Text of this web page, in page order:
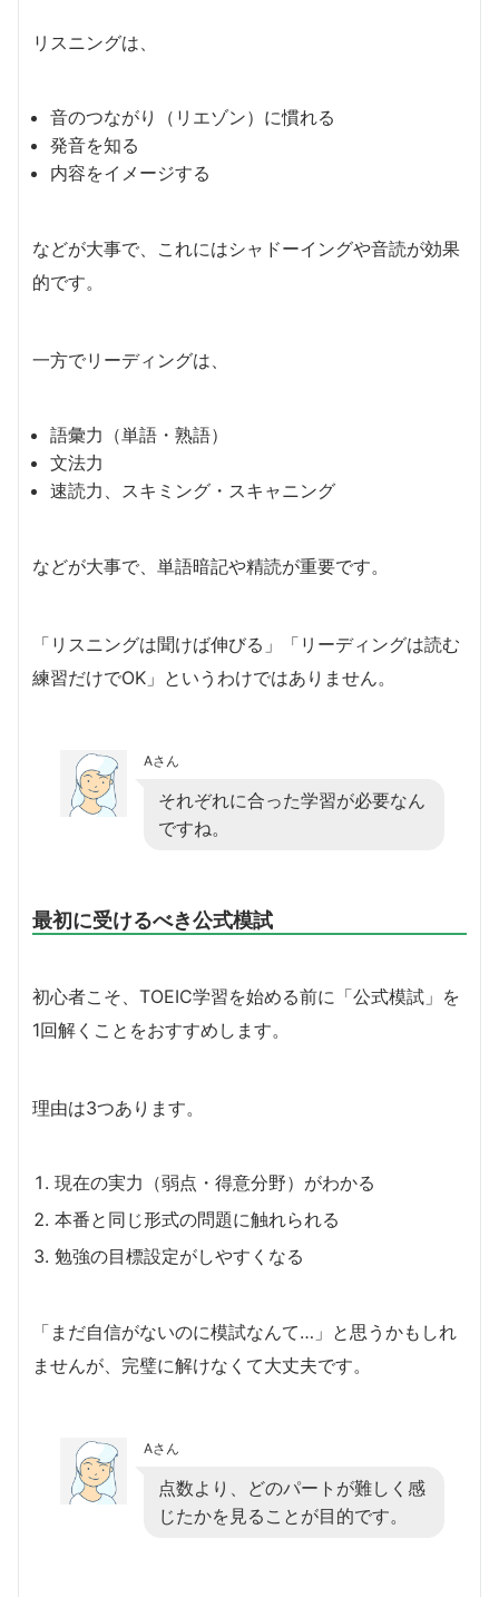
リスニングは、
音のつながり（リエゾン）に慣れる
発音を知る
内容をイメージする
などが大事で、これにはシャドーイングや音読が効果
的です。
一方でリーディングは、
語彙力（単語・熟語）
文法力
速読力、スキミング・スキャニング
などが大事で、単語暗記や精読が重要です。
「リスニングは聞けば伸びる」「リーディングは読む
練習だけでOK」というわけではありません。
Aさん
それぞれに合った学習が必要なん
ですね。
最初に受けるべき公式模試
初心者こそ、TOEIC学習を始める前に「公式模試」を
1回解くことをおすすめします。
理由は3つあります。
現在の実力（弱点・得意分野）がわかる
本番と同じ形式の問題に触れられる
勉強の目標設定がしやすくなる
「まだ自信がないのに模試なんて…」と思うかもしれ
ませんが、完璧に解けなくて大丈夫です。
Aさん
点数より、どのパートが難しく感
じたかを見ることが目的です。